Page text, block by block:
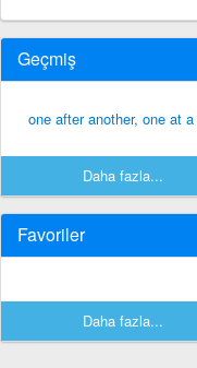
Geçmiş
one after another, one at
Daha fazla...
Favoriler
Daha fazla...